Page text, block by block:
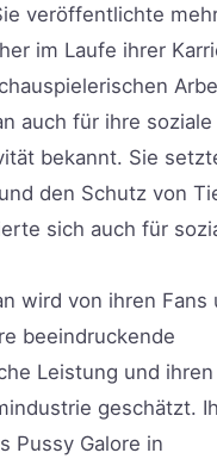
veröffentlichte
im Laufe ihrer
auch für ihre soziale
bekannt. Sie
den Schutz von
sich auch für
wird von ihren Fans
beeindruckende
Leistung und ihren
geschätzt.
Pussy Galore in